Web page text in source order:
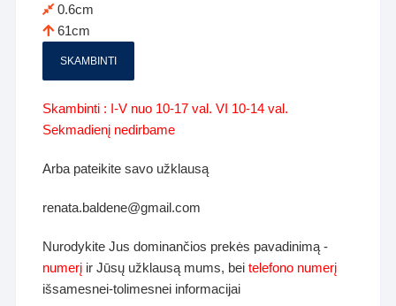
0.6cm
61cm
SKAMBINTI
Skambinti : I-V nuo 10-17 val. VI 10-14 val.
Sekmadienį nedirbame
Arba pateikite savo užklausą
renata.baldene@gmail.com
Nurodykite Jus dominančios prekės pavadinimą -
numerį ir Jūsų užklausą mums, beitelefono numerį
išsamesnei-tolimesnei informacijai